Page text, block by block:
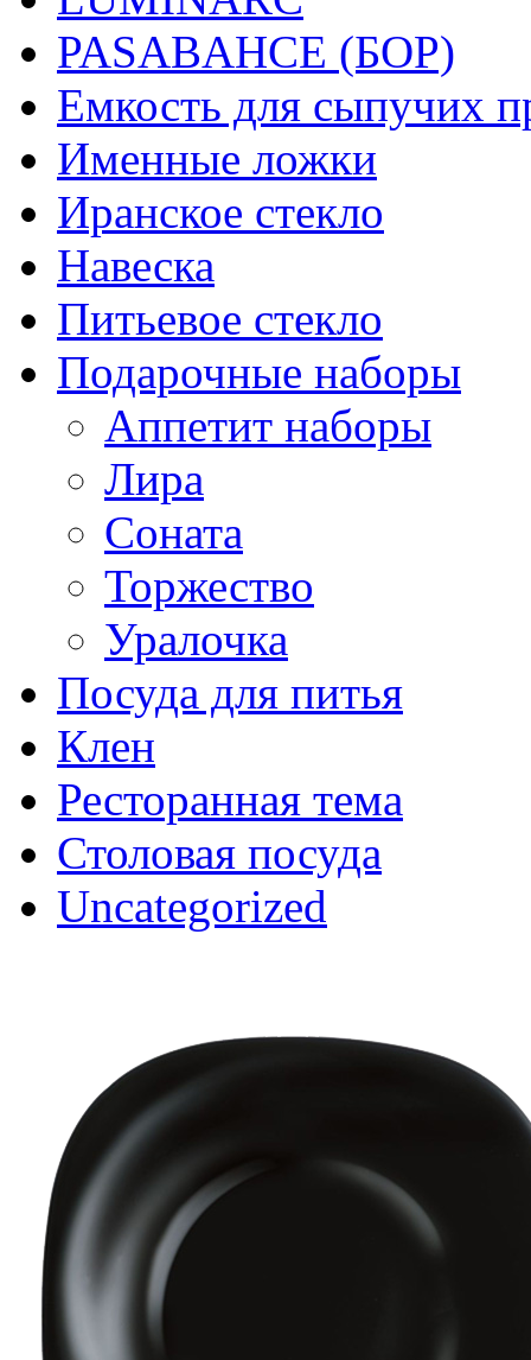
PASABAHCE (БОР)
Емкость для сыпучих
Именные ложки
Иранское стекло
Навеска
Питьевое стекло
Подарочные наборы
Аппетит наборы
Лира
Соната
Торжество
Уралочка
Посуда для питья
Клен
Ресторанная тема
Столовая посуда
Uncategorized